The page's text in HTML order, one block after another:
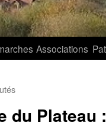
Associations
du